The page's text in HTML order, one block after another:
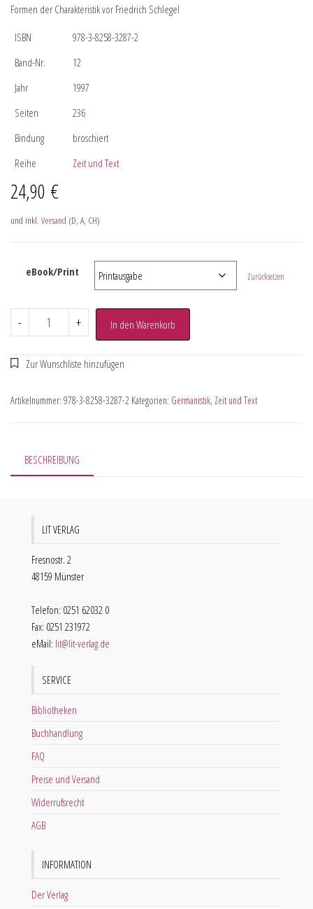
Formen der Charakteristik vor Friedrich Schlegel
ISBN
978-3-8258-3287-2
Band-Nr.
12
Jahr
1997
Seiten
236
Bindung
broschiert
Reihe
Zeit und Text
24,90 €
und inkl. Versand (D, A, CH)
eBook/Print Zurücksetzen
- + In den Warenkorb
Artikelnummer: 978-3-8258-3287-2 Kategorien: Germanistik, Zeit und Text
BESCHREIBUNG
LIT VERLAG
Fresnostr. 2
48159 Münster
Telefon: 0251 62032 0
Fax: 0251 231972
eMail: lit@lit-verlag.de
SERVICE
Bibliotheken
Buchhandlung
FAQ
Preise und Versand
Widerrufsrecht
AGB
INFORMATION
Der Verlag